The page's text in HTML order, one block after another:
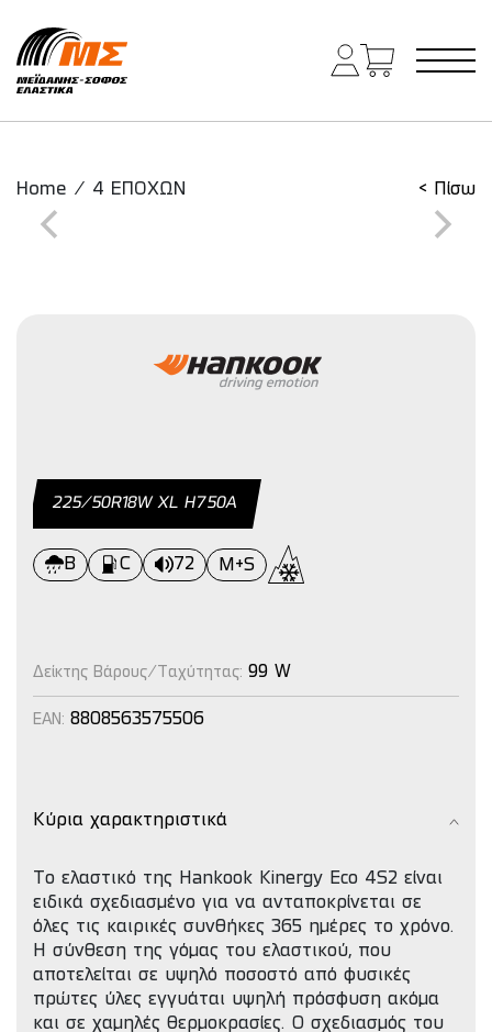
Main Navigation
Home / 4 ΕΠΟΧΩΝ < Πίσω
225/50R18W XL H750A
B C 72 M+S
Δείκτης Βάρους/Ταχύτητας: 99 W
EAN: 8808563575506
Κύρια χαρακτηριστικά
Tο ελαστικό της Hankook Kinergy Eco 4S2 είναι
ειδικά σχεδιασμένο για να ανταποκρίνεται σε
όλες τις καιρικές συνθήκες 365 ημέρες το χρόνο.
H σύνθεση της γόμας του ελαστικού, που
αποτελείται σε υψηλό ποσοστό από φυσικές
πρώτες ύλες εγγυάται υψηλή πρόσφυση ακόμα
και σε χαμηλές θερμοκρασίες. Ο σχεδιασμός του